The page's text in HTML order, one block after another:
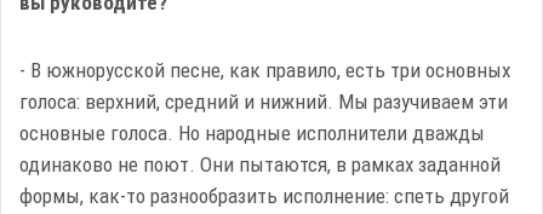
- В южнорусской песне, как правило, есть три основных
голоса: верхний, средний и нижний. Мы разучиваем эти
основные голоса. Но народные исполнители дважды
одинаково не поют. Они пытаются, в рамках заданной
формы, как-то разнообразить исполнение: спеть другой